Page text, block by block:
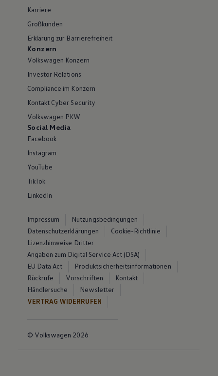
Karriere
Großkunden
Erklärung zur Barrierefreiheit
Konzern
Volkswagen Konzern
Investor Relations
Compliance im Konzern
Kontakt Cyber Security
Volkswagen PKW
Social Media
Facebook
Instagram
YouTube
TikTok
LinkedIn
Impressum
Nutzungsbedingungen
Datenschutzerklärungen
Cookie-Richtlinie
Lizenzhinweise Dritter
Angaben zum Digital Service Act (DSA)
EU Data Act
Produktsicherheitsinformationen
Rückrufe
Vorschriften
Kontakt
Händlersuche
Newsletter
VERTRAG WIDERRUFEN
© Volkswagen 2026